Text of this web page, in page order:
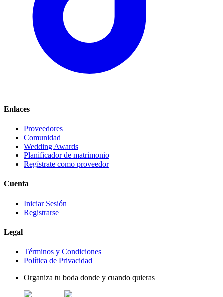
Enlaces
Proveedores
Comunidad
Wedding Awards
Planificador de matrimonio
Regístrate como proveedor
Cuenta
Iniciar Sesión
Registrarse
Legal
Términos y Condiciones
Política de Privacidad
Organiza tu boda donde y cuando quieras